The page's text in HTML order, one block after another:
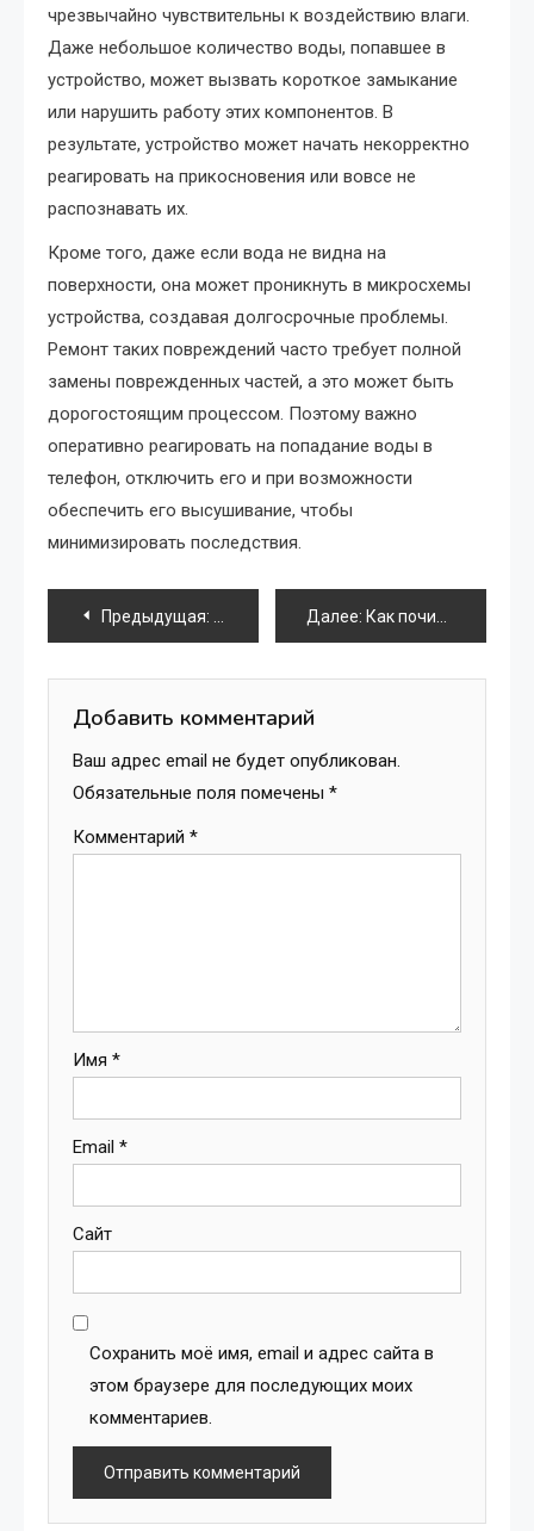
чрезвычайно чувствительны к воздействию влаги.
Даже небольшое количество воды, попавшее в
устройство, может вызвать короткое замыкание
или нарушить работу этих компонентов. В
результате, устройство может начать некорректно
реагировать на прикосновения или вовсе не
распознавать их.
Кроме того, даже если вода не видна на
поверхности, она может проникнуть в микросхемы
устройства, создавая долгосрочные проблемы.
Ремонт таких повреждений часто требует полной
замены поврежденных частей, а это может быть
дорогостоящим процессом. Поэтому важно
оперативно реагировать на попадание воды в
телефон, отключить его и при возможности
обеспечить его высушивание, чтобы
минимизировать последствия.
Навигация
по
записям
Предыдущая: Ремонт экрана iPhone 7: что нужно
Далее: Как починить экран iPhone после падения
Добавить комментарий
Ваш адрес email не будет опубликован.
Обязательные поля помечены *
Комментарий *
Имя *
Email *
Сайт
Сохранить моё имя, email и адрес сайта в
этом браузере для последующих моих
комментариев.